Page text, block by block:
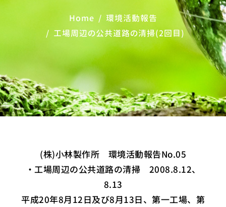
Home
環境活動報告
工場周辺の公共道路の清掃(2回目)
(株)小林製作所 環境活動報告No.05
・工場周辺の公共道路の清掃 2008.8.12、
8.13
平成20年8月12日及び8月13日、第一工場、第